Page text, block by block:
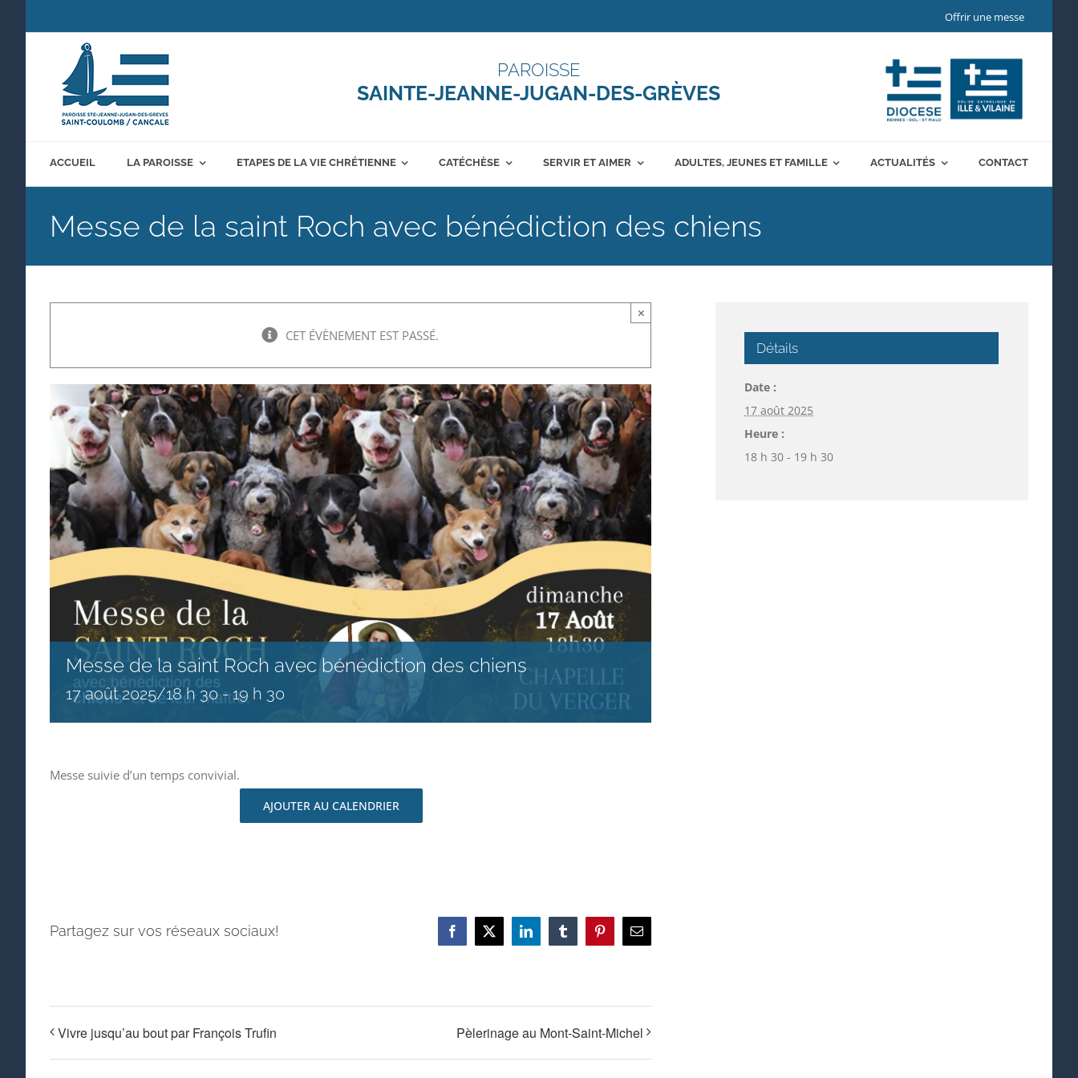
Offrir une messe
PAROISSE
SAINTE-JEANNE-JUGAN-DES-GRÈVES
ACCUEIL LA PAROISSE ETAPES DE LA VIE CHRÉTIENNE CATÉCHÈSE SERVIR ET AIMER ADULTES, JEUNES ET FAMILLE ACTUALITÉS CONTACT
Messe de la saint Roch avec bénédiction des chiens
CET ÉVÈNEMENT EST PASSÉ.
×
Messe de la saint Roch avec bénédiction des chiens
17 août 2025/18 h 30-19 h 30
Messe suivie d’un temps convivial.
AJOUTER AU CALENDRIER
Partagez sur vos réseaux sociaux! Facebook
X LinkedInTumblrPinterestEmail
Vivre jusqu’au bout par François Trufin Pèlerinage au Mont-Saint-Michel
Détails
Date :
17 août 2025
Heure :
18 h 30 - 19 h 30